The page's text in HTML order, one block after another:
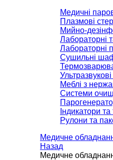
Медичні
Плазмові
Мийно-
Лабораторні
Лабораторні
Сушильні
Меблі з
Системи
Індикатори
Рулони та
Медичне
Назад
Медичне